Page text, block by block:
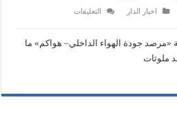
اخبار الدار التعليقاتعلى
يُطلق
«مرصد جودة الهواء الداخلي– هواكم» ما
ملوثات